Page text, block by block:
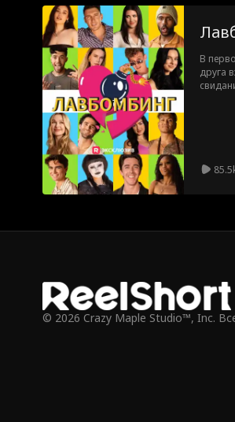
В
друга
© 2026 Crazy Maple Studio™, Inc.